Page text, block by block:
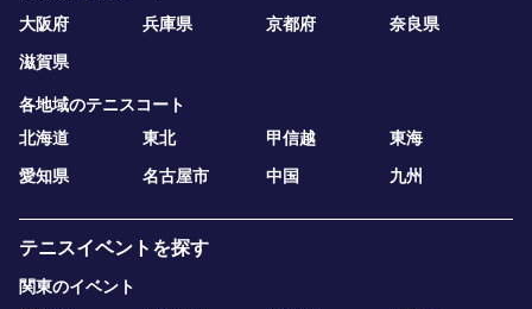
大阪府
兵庫県 京都府
奈良県
滋賀県
各地域のテニスコート
北海道
東北 甲信越
東海
愛知県
名古屋市 中国 九州
テニスイベントを探す
関東のイベント